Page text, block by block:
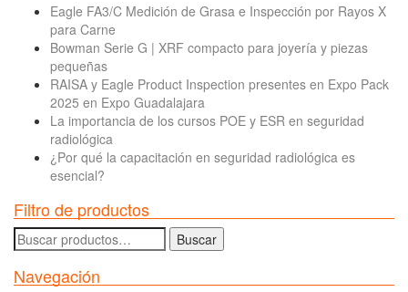
Eagle FA3/C Medición de Grasa e Inspección por Rayos X
para Carne
Bowman Serie G | XRF compacto para joyería y piezas
pequeñas
RAISA y Eagle Product Inspection presentes en Expo Pack
2025 en Expo Guadalajara
La importancia de los cursos POE y ESR en seguridad
radiológica
¿Por qué la capacitación en seguridad radiológica es
esencial?
Filtro de productos
Buscar
por:
Buscar
Navegación